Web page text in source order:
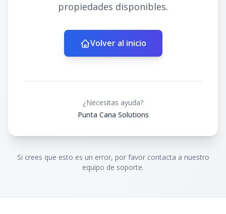
propiedades disponibles.
Volver al inicio
¿Necesitas ayuda?
Punta Cana Solutions
Si crees que esto es un error, por favor contacta a nuestro
equipo de soporte.